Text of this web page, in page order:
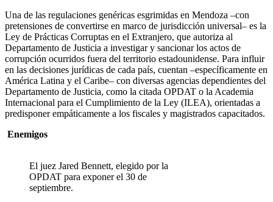
Una de las regulaciones genéricas esgrimidas en Mendoza –con
pretensiones de convertirse en marco de jurisdicción universal– es la
Ley de Prácticas Corruptas en el Extranjero, que autoriza al
Departamento de Justicia a investigar y sancionar los actos de
corrupción ocurridos fuera del territorio estadounidense. Para influir
en las decisiones jurídicas de cada país, cuentan –específicamente en
América Latina y el Caribe– con diversas agencias dependientes del
Departamento de Justicia, como la citada OPDAT o la Academia
Internacional para el Cumplimiento de la Ley (ILEA), orientadas a
predisponer empáticamente a los fiscales y magistrados capacitados.
Enemigos
El juez Jared Bennett, elegido por la
OPDAT para exponer el 30 de
septiembre.